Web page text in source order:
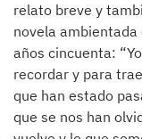
relato breve y
novela
años cincuenta:
recordar y para
que han estado
que se nos han